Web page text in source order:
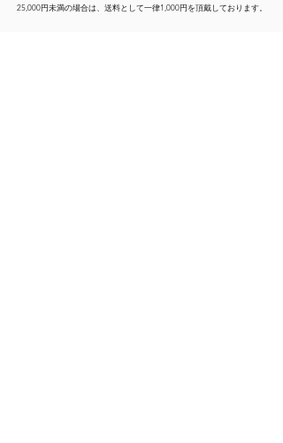
25,000円未満の場合は、送料として一律1,000円を頂戴しております。